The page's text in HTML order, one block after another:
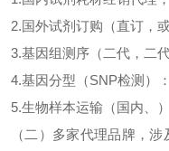
2.国外试剂订购（直订，
3.基因组测序（二代，二
4.基因分型（SNP检测）
5.生物样本运输（国内、）
（二）多家代理品牌，涉